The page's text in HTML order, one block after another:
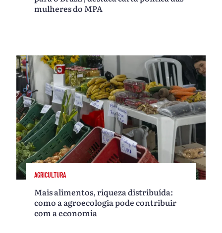
mulheres do MPA
AGRICULTURA
Mais alimentos, riqueza distribuída:
como a agroecologia pode contribuir
com a economia